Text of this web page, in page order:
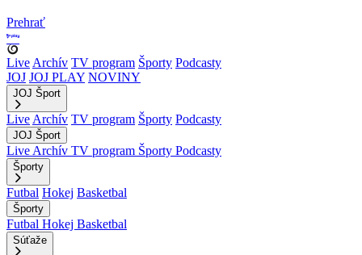
Prehrať
Live Archív TV program Športy Podcasty
JOJ JOJ PLAY NOVINY
JOJ Šport
Live Archív TV program Športy Podcasty
JOJ Šport
Live Archív TV program Športy Podcasty
Športy
Futbal Hokej Basketbal
Športy
Futbal Hokej Basketbal
Súťaže